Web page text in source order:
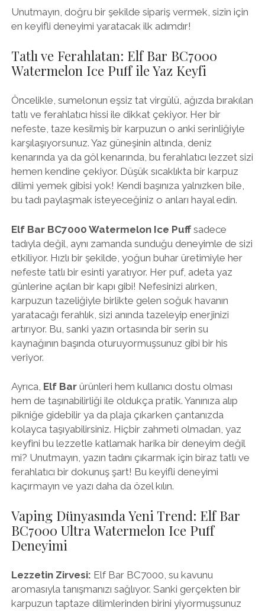
Unutmayın, doğru bir şekilde sipariş vermek, sizin için
en keyifli deneyimi yaratacak ilk adımdır!
Tatlı ve Ferahlatan: Elf Bar BC7000
Watermelon Ice Puff ile Yaz Keyfi
Öncelikle, sumelonun eşsiz tat virgülü, ağızda bırakılan
tatlı ve ferahlatıcı hissi ile dikkat çekiyor. Her bir
nefeste, taze kesilmiş bir karpuzun o anki serinliğiyle
karşılaşıyorsunuz. Yaz güneşinin altında, deniz
kenarında ya da göl kenarında, bu ferahlatıcı lezzet sizi
hemen kendine çekiyor. Düşük sıcaklıkta bir karpuz
dilimi yemek gibisi yok! Kendi başınıza yalnızken bile,
bu tadı paylaşmak isteyeceğiniz o anları hayal edin.
Elf Bar BC7000 Watermelon Ice Puffsadece
tadıyla değil, aynı zamanda sunduğu deneyimle de sizi
etkiliyor. Hızlı bir şekilde, yoğun buhar üretimiyle her
nefeste tatlı bir esinti yaratıyor. Her puf, adeta yaz
günlerine açılan bir kapı gibi! Nefesinizi alırken,
karpuzun tazeliğiyle birlikte gelen soğuk havanın
yaratacağı ferahlık, sizi anında tazeleyip enerjinizi
artırıyor. Bu, sanki yazın ortasında bir serin su
kaynağının başında oturuyormuşsunuz gibi bir his
veriyor.
Ayrıca, Elf Barürünleri hem kullanıcı dostu olması
hem de taşınabilirliği ile oldukça pratik. Yanınıza alıp
pikniğe gidebilir ya da plaja çıkarken çantanızda
kolayca taşıyabilirsiniz. Hiçbir zahmeti olmadan, yaz
keyfini bu lezzetle katlamak harika bir deneyim değil
mi? Unutmayın, yazın tadını çıkarmak için biraz tatlı ve
ferahlatıcı bir dokunuş şart! Bu keyifli deneyimi
kaçırmayın ve yazı daha da özel kılın.
Vaping Dünyasında Yeni Trend: Elf Bar
BC7000 Ultra Watermelon Ice Puff
Deneyimi
Lezzetin Zirvesi: Elf Bar BC7000, su kavunu
aromasıyla tanışmanızı sağlıyor. Sanki gerçekten bir
karpuzun taptaze dilimlerinden birini yiyormuşsunuz